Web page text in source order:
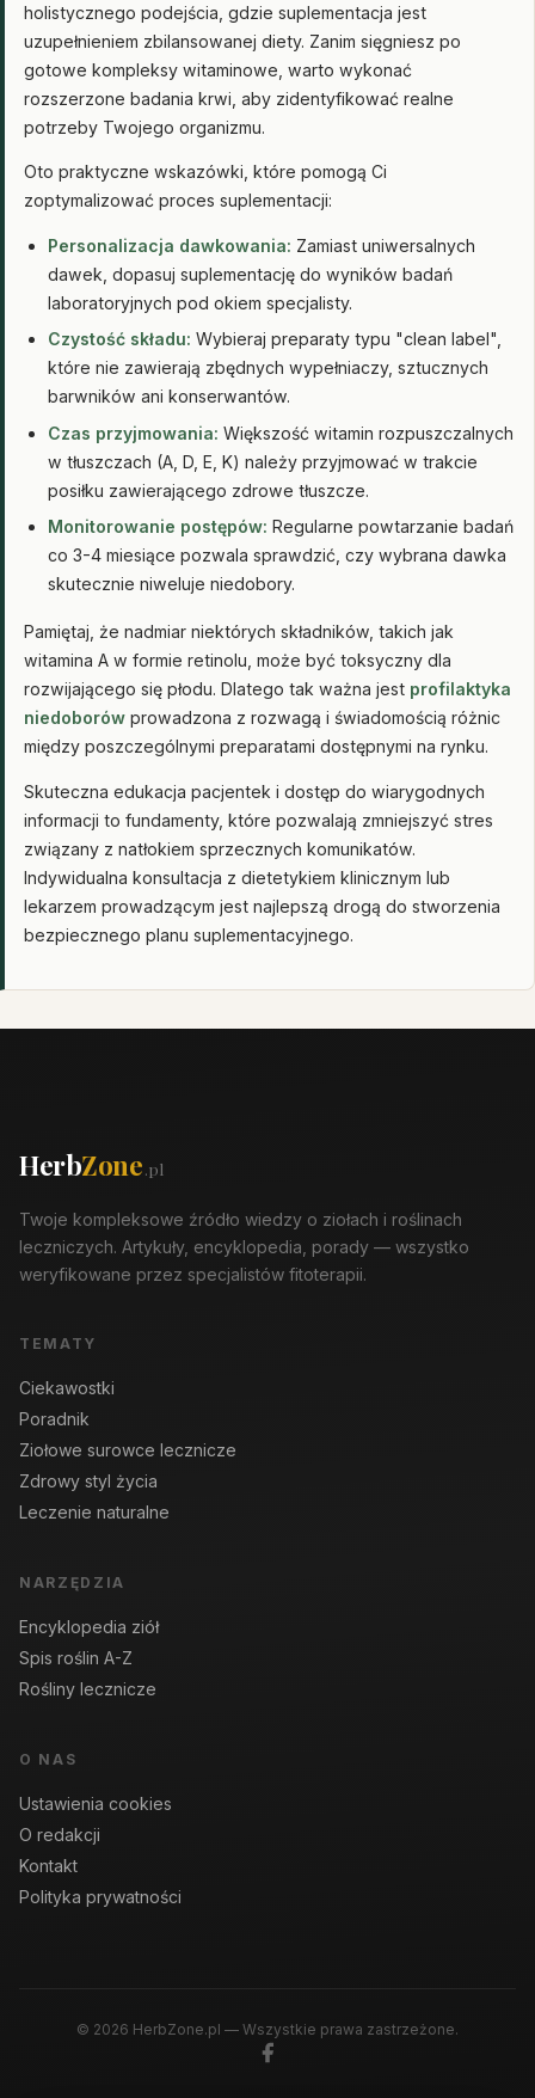
holistycznego podejścia, gdzie suplementacja jest
uzupełnieniem zbilansowanej diety. Zanim sięgniesz po
gotowe kompleksy witaminowe, warto wykonać
rozszerzone badania krwi, aby zidentyfikować realne
potrzeby Twojego organizmu.
Oto praktyczne wskazówki, które pomogą Ci
zoptymalizować proces suplementacji:
Personalizacja dawkowania: Zamiast uniwersalnych
dawek, dopasuj suplementację do wyników badań
laboratoryjnych pod okiem specjalisty.
Czystość składu: Wybieraj preparaty typu "clean label",
które nie zawierają zbędnych wypełniaczy, sztucznych
barwników ani konserwantów.
Czas przyjmowania: Większość witamin rozpuszczalnych
w tłuszczach (A, D, E, K) należy przyjmować w trakcie
posiłku zawierającego zdrowe tłuszcze.
Monitorowanie postępów: Regularne powtarzanie badań
co 3-4 miesiące pozwala sprawdzić, czy wybrana dawka
skutecznie niweluje niedobory.
Pamiętaj, że nadmiar niektórych składników, takich jak
witamina A w formie retinolu, może być toksyczny dla
rozwijającego się płodu. Dlatego tak ważna jest profilaktyka
niedoborów prowadzona z rozwagą i świadomością różnic
między poszczególnymi preparatami dostępnymi na rynku.
Skuteczna edukacja pacjentek i dostęp do wiarygodnych
informacji to fundamenty, które pozwalają zmniejszyć stres
związany z natłokiem sprzecznych komunikatów.
Indywidualna konsultacja z dietetykiem klinicznym lub
lekarzem prowadzącym jest najlepszą drogą do stworzenia
bezpiecznego planu suplementacyjnego.
HerbZone.pl
Twoje kompleksowe źródło wiedzy o ziołach i roślinach
leczniczych. Artykuły, encyklopedia, porady — wszystko
weryfikowane przez specjalistów fitoterapii.
TEMATY
Ciekawostki
Poradnik
Ziołowe surowce lecznicze
Zdrowy styl życia
Leczenie naturalne
NARZĘDZIA
Encyklopedia ziół
Spis roślin A-Z
Rośliny lecznicze
O NAS
Ustawienia cookies
O redakcji
Kontakt
Polityka prywatności
© 2026 HerbZone.pl — Wszystkie prawa zastrzeżone.